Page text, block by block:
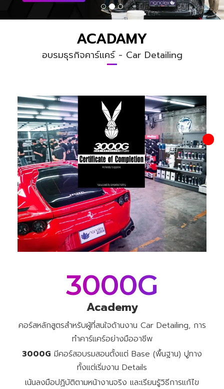
ACADAMY
อบรมธุรกิจคาร์แคร์ - Car Detailing
3000G
Academy
คอร์สหลักสูตรสำหรับผู้ที่สนใจด้านงาน Car Detailing, การ
ทำคาร์แคร์อย่างมืออาชีพ
3000G มีคอร์สอบรมสอนตั้งแต่ Base (พื้นฐาน) ปูทาง
ทั้งแต่เริ่มงาน Details
เน้นลงมือปฏิบัติตามหน้างานจริง และเรียนรู้วิธีการแก้ไข